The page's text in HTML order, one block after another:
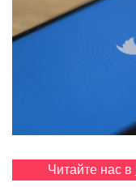
Читайте нас в